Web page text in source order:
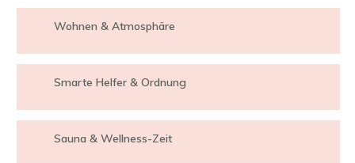
Wohnen & Atmosphäre
Smarte Helfer & Ordnung
Sauna & Wellness-Zeit